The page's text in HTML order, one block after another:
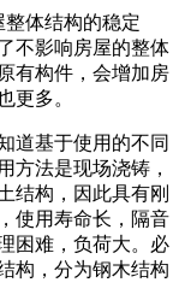
体结构的稳定
不影响房屋的整体
有构件，会增加房
更多。
道基于使用的不同
方法是现场浇铸，
结构，因此具有刚
使用寿命长，隔音
困难，负荷大。必
构，分为钢木结构